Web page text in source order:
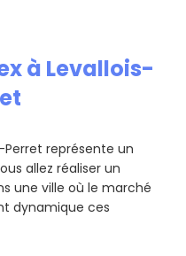
à Levallois-
Perret représente un
allez réaliser un
une ville où le marché
dynamique ces